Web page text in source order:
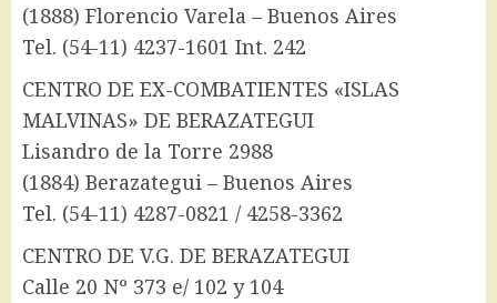
(1888) Florencio Varela – Buenos Aires
Tel. (54-11) 4237-1601 Int. 242
CENTRO DE EX-COMBATIENTES «ISLAS
MALVINAS» DE BERAZATEGUI
Lisandro de la Torre 2988
(1884) Berazategui – Buenos Aires
Tel. (54-11) 4287-0821 / 4258-3362
CENTRO DE V.G. DE BERAZATEGUI
Calle 20 Nº 373 e/ 102 y 104